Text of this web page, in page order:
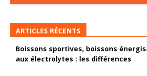
ARTICLES RÉCENTS
Boissons sportives, boissons
aux électrolytes : les différences